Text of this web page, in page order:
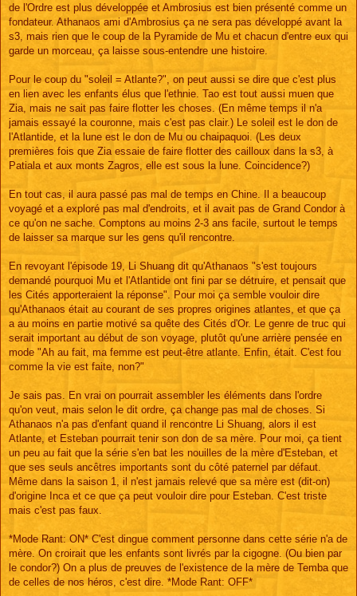
de l'Ordre est plus développée et Ambrosius est bien présenté comme un
fondateur. Athanaos ami d'Ambrosius ça ne sera pas développé avant la
s3, mais rien que le coup de la Pyramide de Mu et chacun d'entre eux qui
garde un morceau, ça laisse sous-entendre une histoire.
Pour le coup du "soleil = Atlante?", on peut aussi se dire que c'est plus
en lien avec les enfants élus que l'ethnie. Tao est tout aussi muen que
Zia, mais ne sait pas faire flotter les choses. (En même temps il n'a
jamais essayé la couronne, mais c'est pas clair.) Le soleil est le don de
l'Atlantide, et la lune est le don de Mu ou chaipaquoi. (Les deux
premières fois que Zia essaie de faire flotter des cailloux dans la s3, à
Patiala et aux monts Zagros, elle est sous la lune. Coincidence?)
En tout cas, il aura passé pas mal de temps en Chine. Il a beaucoup
voyagé et a exploré pas mal d'endroits, et il avait pas de Grand Condor à
ce qu'on ne sache. Comptons au moins 2-3 ans facile, surtout le temps
de laisser sa marque sur les gens qu'il rencontre.
En revoyant l'épisode 19, Li Shuang dit qu'Athanaos "s'est toujours
demandé pourquoi Mu et l'Atlantide ont fini par se détruire, et pensait que
les Cités apporteraient la réponse". Pour moi ça semble vouloir dire
qu'Athanaos était au courant de ses propres origines atlantes, et que ça
a au moins en partie motivé sa quête des Cités d'Or. Le genre de truc qui
serait important au début de son voyage, plutôt qu'une arrière pensée en
mode "Ah au fait, ma femme est peut-être atlante. Enfin, était. C'est fou
comme la vie est faite, non?"
Je sais pas. En vrai on pourrait assembler les éléments dans l'ordre
qu'on veut, mais selon le dit ordre, ça change pas mal de choses. Si
Athanaos n'a pas d'enfant quand il rencontre Li Shuang, alors il est
Atlante, et Esteban pourrait tenir son don de sa mère. Pour moi, ça tient
un peu au fait que la série s'en bat les nouilles de la mère d'Esteban, et
que ses seuls ancêtres importants sont du côté paternel par défaut.
Même dans la saison 1, il n'est jamais relevé que sa mère est (dit-on)
d'origine Inca et ce que ça peut vouloir dire pour Esteban. C'est triste
mais c'est pas faux.
*Mode Rant: ON* C'est dingue comment personne dans cette série n'a de
mère. On croirait que les enfants sont livrés par la cigogne. (Ou bien par
le condor?) On a plus de preuves de l'existence de la mère de Temba que
de celles de nos héros, c'est dire. *Mode Rant: OFF*